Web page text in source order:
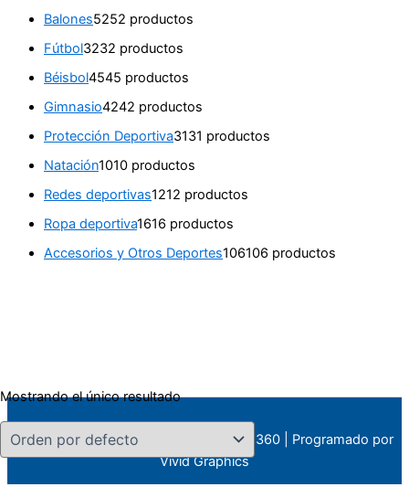
Balones5252 productos
Fútbol3232 productos
Béisbol4545 productos
Gimnasio4242 productos
Protección Deportiva3131 productos
Natación1010 productos
Redes deportivas1212 productos
Ropa deportiva1616 productos
Accesorios y Otros Deportes106106 productos
Mostrando el único resultado
Todos los derechos © 2026 Deportes 360 | Programado por
Vivid Graphics